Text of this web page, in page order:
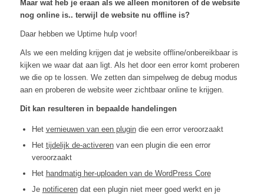
Maar wat heb je eraan als we alleen monitoren of de website
nog online is.. terwijl de website nu offline is?
Daar hebben we Uptime hulp voor!
Als we een melding krijgen dat je website offline/onbereikbaar is
kijken we waar dat aan ligt. Als het door een error komt proberen
we die op te lossen. We zetten dan simpelweg de debug modus
aan en proberen de website weer zichtbaar online te krijgen.
Dit kan resulteren in bepaalde handelingen
Het vernieuwen van een plugindie een error veroorzaakt
Het tijdelijk de-activerenvan een plugin die een error
veroorzaakt
Het handmatig her-uploaden van de WordPress Core
Je notificerendat een plugin niet meer goed werkt en je